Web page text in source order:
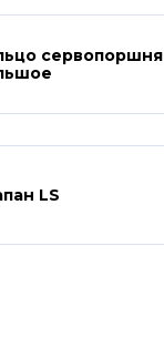
сервопоршня
LS